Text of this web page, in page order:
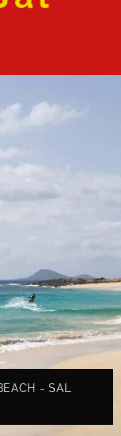
- SAL